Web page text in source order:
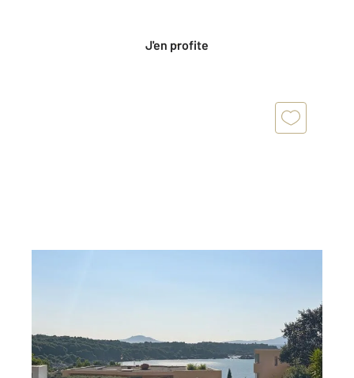
J'en profite
229 900 €